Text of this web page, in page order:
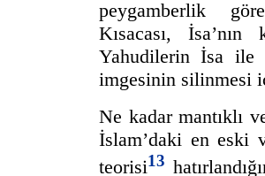
peygamberlik
Kısacası,
Yahudilerin İsa ile
imgesinin silinmesi
Ne kadar mantıklı
İslam’daki en eski
teorisi13